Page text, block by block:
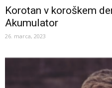
Korotan v koroškem
Akumulator
26. marca, 2023